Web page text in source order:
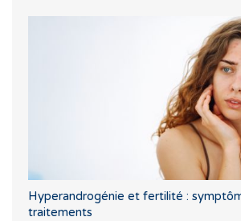
Hyperandrogénie et fertilité :
traitements